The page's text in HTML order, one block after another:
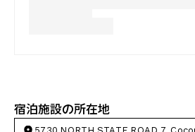
宿泊施設の所在地